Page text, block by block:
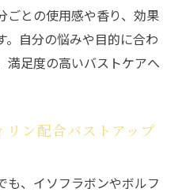
ごとの使用感や香り、効果
。自分の悩みや目的に合わ
満足度の高いバストケアへ
リン配合バストアップ
も、イソフラボンやボルフ